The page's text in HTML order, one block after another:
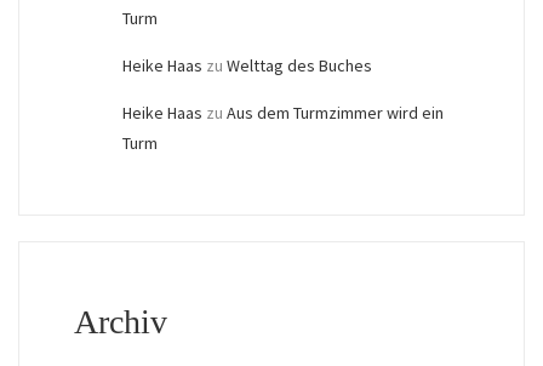
Turm
Heike Haas zu Welttag des Buches
Heike Haas zu Aus dem Turmzimmer wird ein
Turm
Archiv